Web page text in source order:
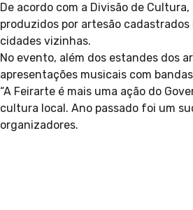
De acordo com a Divisão de
produzidos por artesão
cidades vizinhas.
No evento, além dos estandes dos
apresentações musicais com
“A Feirarte é mais uma ação do
cultura local. Ano passado foi um
organizadores.